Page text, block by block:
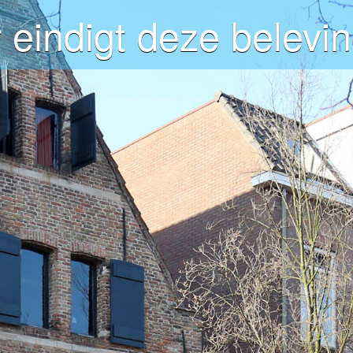
eindigt deze